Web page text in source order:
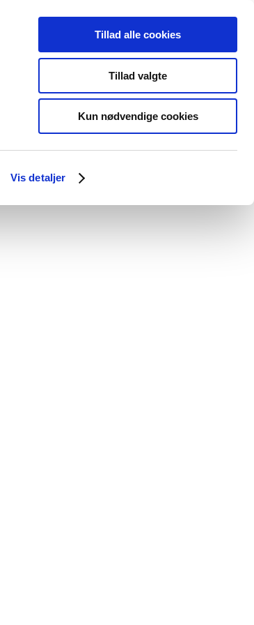
Vis detaljer
Tillad alle cookies
Tillad valgte
Kun nødvendige cookies
Special product